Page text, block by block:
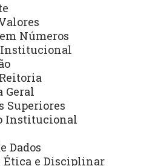
Telefones
Campus
Números
Geral
Superiores
Institucional
Dados
Ética e Disciplinar
– Campus